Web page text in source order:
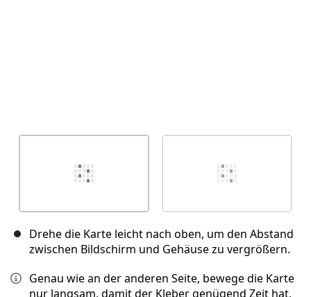
Drehe die Karte leicht nach oben, um den Abstand
zwischen Bildschirm und Gehäuse zu vergrößern.
Genau wie an der anderen Seite, bewege die Karte
nur langsam, damit der Kleber genügend Zeit hat,